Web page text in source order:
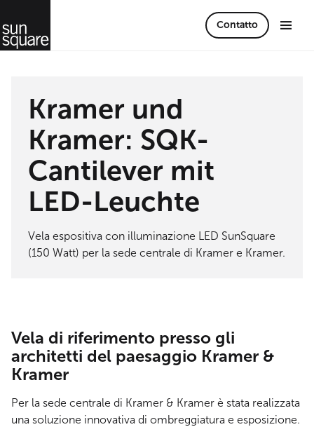
Contatto
Kramer und
Kramer: SQK-
Cantilever mit
LED-Leuchte
Vela espositiva con illuminazione LED SunSquare
(150 Watt) per la sede centrale di Kramer e Kramer.
Vela di riferimento presso gli
architetti del paesaggio Kramer &
Kramer
Per la sede centrale di Kramer & Kramer è stata realizzata
una soluzione innovativa di ombreggiatura e esposizione.